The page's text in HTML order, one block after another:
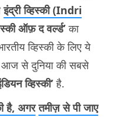
इंद्री व्हिस्की (Indri
ऑफ़ द वर्ल्ड’का
व्हिस्की के लिए ये
आज से दुनिया की सबसे
व्हिस्की’है.
है, अगर तमीज़ से पी जाए